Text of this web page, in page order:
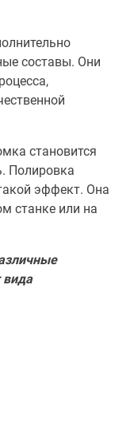
составы. Они
становится
Полировка
эффект. Она
станке или на
вида